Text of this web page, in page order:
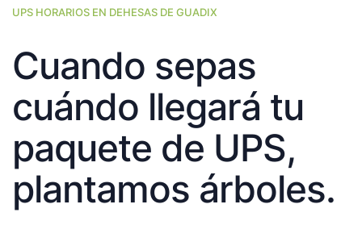
UPS HORARIOS EN DEHESAS DE GUADIX
Cuando sepas
cuándo llegará tu
paquete de UPS,
plantamos árboles.